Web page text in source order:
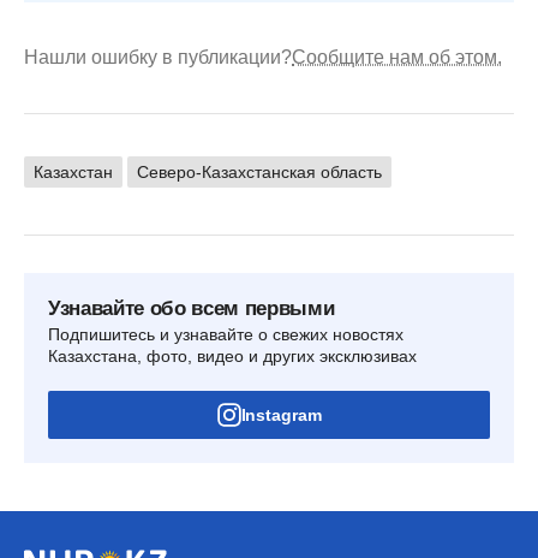
Нашли ошибку в публикации?Сообщите нам об этом.
Казахстан Северо-Казахстанская область
Узнавайте обо всем первыми
Подпишитесь и узнавайте о свежих новостях
Казахстана, фото, видео и других эксклюзивах
Instagram